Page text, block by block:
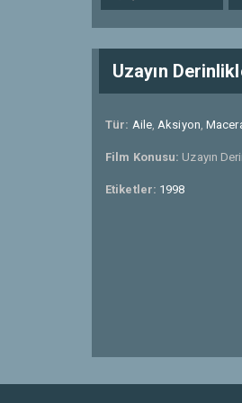
Uzayın
Tür: Aile,Aksiyon,
Film Konusu: Uzayın
Etiketler: 1998